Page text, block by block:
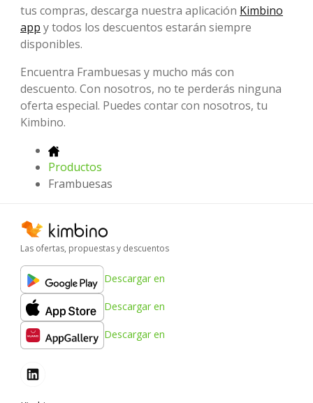
tus compras, descarga nuestra aplicación Kimbino
app y todos los descuentos estarán siempre
disponibles.
Encuentra Frambuesas y mucho más con
descuento. Con nosotros, no te perderás ninguna
oferta especial. Puedes contar con nosotros, tu
Kimbino.
Productos
Frambuesas
Las ofertas, propuestas y descuentos
Descargar en
Descargar en
Descargar en